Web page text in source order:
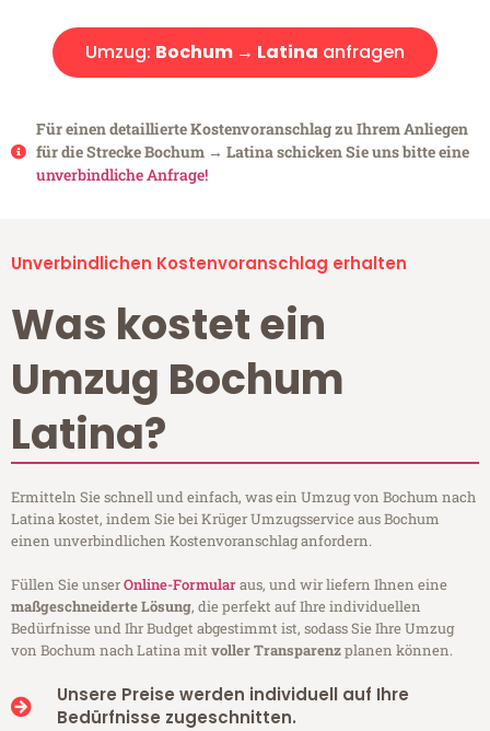
Umzug: Bochum → Latina anfragen
Für einen detaillierte Kostenvoranschlag zu Ihrem Anliegen
für die Strecke Bochum → Latina schicken Sie uns bitte eine
unverbindliche Anfrage!
Unverbindlichen Kostenvoranschlag erhalten
Was kostet ein
Umzug Bochum
Latina?
Ermitteln Sie schnell und einfach, was ein Umzug von Bochum nach
Latina kostet, indem Sie bei Krüger Umzugsservice aus Bochum
einen unverbindlichen Kostenvoranschlag anfordern.
Füllen Sie unserOnline-Formularaus, und wir liefern Ihnen eine
maßgeschneiderte Lösung, die perfekt auf Ihre individuellen
Bedürfnisse und Ihr Budget abgestimmt ist, sodass Sie Ihre Umzug
von Bochum nach Latina mitvoller Transparenzplanen können.
Unsere Preise werden individuell auf Ihre
Bedürfnisse zugeschnitten.